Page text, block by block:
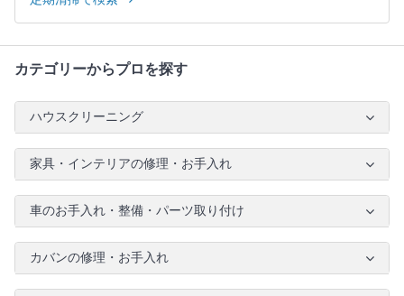
カテゴリーからプロを探す
ハウスクリーニング
家具・インテリアの修理・お手入れ
車のお手入れ・整備・パーツ取り付け
カバンの修理・お手入れ